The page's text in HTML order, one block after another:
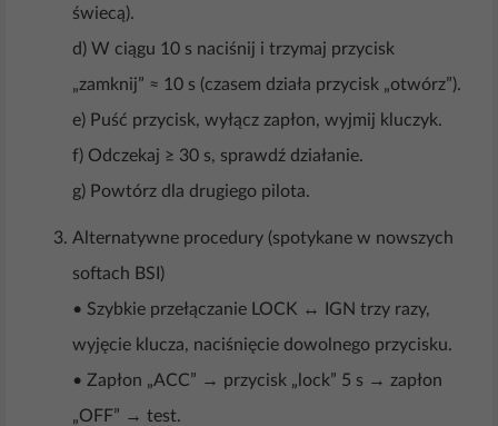
świecą).
d) W ciągu 10 s naciśnij i trzymaj przycisk
„zamknij” ≈ 10 s (czasem działa przycisk „otwórz”).
e) Puść przycisk, wyłącz zapłon, wyjmij kluczyk.
f) Odczekaj ≥ 30 s, sprawdź działanie.
g) Powtórz dla drugiego pilota.
Alternatywne procedury (spotykane w nowszych
softach BSI)
• Szybkie przełączanie LOCK ↔ IGN trzy razy,
wyjęcie klucza, naciśnięcie dowolnego przycisku.
• Zapłon „ACC” → przycisk „lock” 5 s → zapłon
„OFF” → test.